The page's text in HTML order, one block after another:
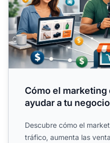
Cómo el
ayudar a tu
Descubre cómo el
tráfico, aumenta las